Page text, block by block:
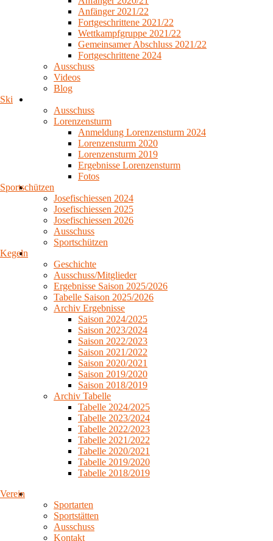
Anfänger 2021/22
Fortgeschrittene 2021/22
Wettkampfgruppe 2021/22
Gemeinsamer Abschluss 2021/22
Fortgeschrittene 2024
Ausschuss
Videos
Blog
Ski
Ausschuss
Lorenzensturm
Anmeldung Lorenzensturm 2024
Lorenzensturm 2020
Lorenzensturm 2019
Ergebnisse Lorenzensturm
Fotos
Sportschützen
Josefischiessen 2024
Josefischiessen 2025
Josefischiessen 2026
Ausschuss
Sportschützen
Kegeln
Geschichte
Ausschuss/Mitglieder
Ergebnisse Saison 2025/2026
Tabelle Saison 2025/2026
Archiv Ergebnisse
Saison 2024/2025
Saison 2023/2024
Saison 2022/2023
Saison 2021/2022
Saison 2020/2021
Saison 2019/2020
Saison 2018/2019
Archiv Tabelle
Tabelle 2024/2025
Tabelle 2023/2024
Tabelle 2022/2023
Tabelle 2021/2022
Tabelle 2020/2021
Tabelle 2019/2020
Tabelle 2018/2019
Verein
Sportarten
Sportstätten
Ausschuss
Kontakt